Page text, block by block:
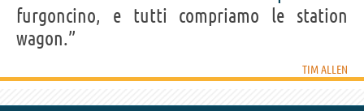
furgoncino, e tutti compriamo le station
wagon.”
TIM ALLEN